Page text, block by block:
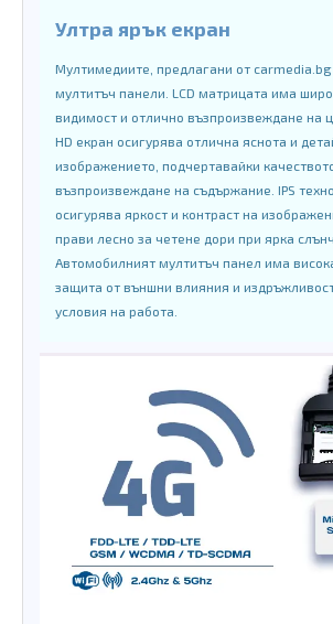
Ултра ярък екран
Мултимедиите, предлагани от carmedia.bg
мултитъч панели. LCD матрицата има
видимост и отлично възпроизвеждане на
HD екран осигурява отлична яснота и
изображението, подчертавайки
възпроизвеждане на съдържание. IPS
осигурява яркост и контраст на
прави лесно за четене дори при ярка
Автомобилният мултитъч панел има
защита от външни влияния и
условия на работа.